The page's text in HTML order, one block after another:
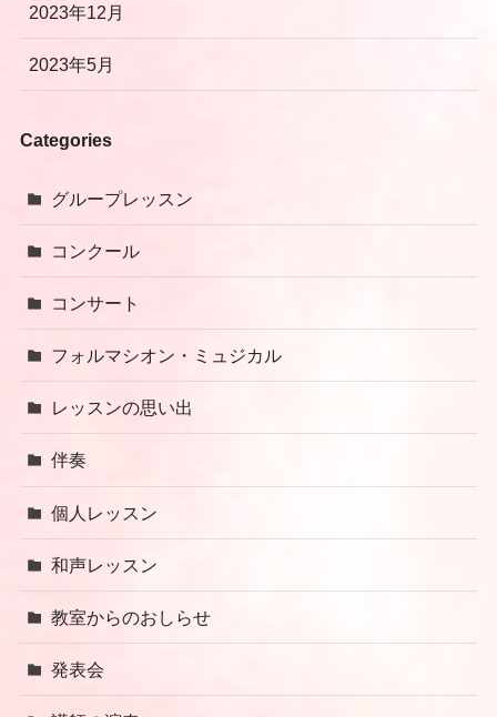
2023年12月
2023年5月
Categories
グループレッスン
コンクール
コンサート
フォルマシオン・ミュジカル
レッスンの思い出
伴奏
個人レッスン
和声レッスン
教室からのおしらせ
発表会